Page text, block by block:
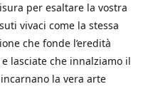
per esaltare la vostra
vivaci come la stessa
che fonde l’eredità
lasciate che innalziamo il
la vera arte